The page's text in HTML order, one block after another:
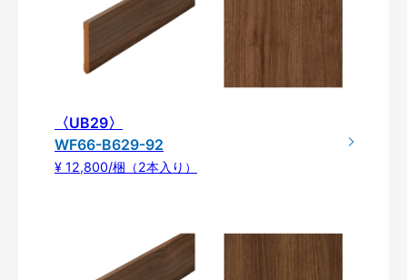
〈UB29〉
WF66-B629-92
¥ 12,800/梱（2本入り）